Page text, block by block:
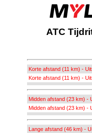
ATC
Korte afstand (11 km) -
Korte afstand (11 km) -
Midden afstand (23 km) -
Midden afstand (23 km) -
Lange afstand (46 km) -